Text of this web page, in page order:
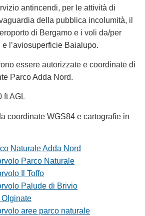
antincendi, per le attività di
della pubblica incolumità, il
di Bergamo e i voli da/per
e l’aviosuperficie Baialupo.
essere autorizzate e coordinate di
Parco Adda Nord.
ft AGL
coordinate WGS84 e cartografie in
Naturale Adda Nord
Parco Naturale
Il Toffo
Palude di Brivio
Olginate
aree parco naturale